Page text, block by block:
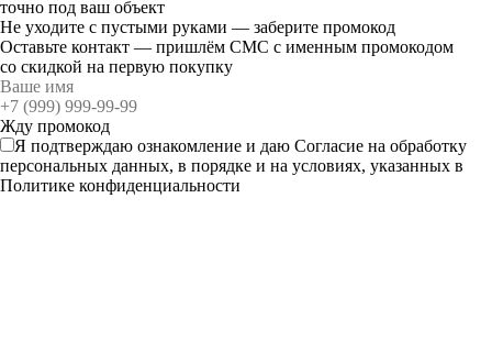
точно под ваш объект
Не уходите с пустыми руками — заберите промокод
Оставьте контакт — пришлём СМС с именным промокодом
со скидкой на первую покупку
Я подтверждаю ознакомление и даю Согласие на обработку
персональных данных, в порядке и на условиях, указанных в
Политике конфиденциальности